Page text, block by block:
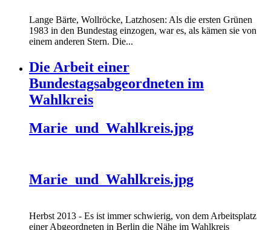
Lange Bärte, Wollröcke, Latzhosen: Als die ersten Grünen
1983 in den Bundestag einzogen, war es, als kämen sie von
einem anderen Stern. Die...
Die Arbeit einer
Bundestagsabgeordneten im
Wahlkreis
Marie_und_Wahlkreis.jpg
Marie_und_Wahlkreis.jpg
Herbst 2013 - Es ist immer schwierig, von dem Arbeitsplatz
einer Abgeordneten in Berlin die Nähe im Wahlkreis